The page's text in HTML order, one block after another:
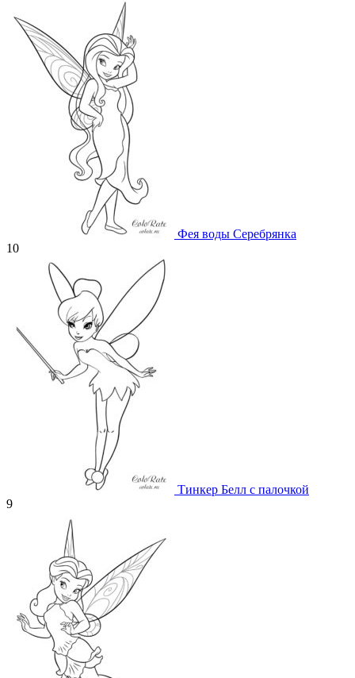
Фея воды Серебрянка
10
Тинкер Белл с палочкой
9